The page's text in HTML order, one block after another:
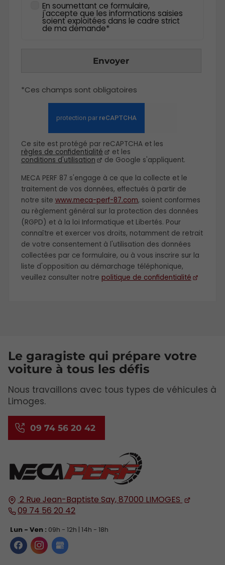
En soumettant ce formulaire,
j'accepte que les informations saisies
soient exploitées dans le cadre strict
de ma demande*
Envoyer
*Ces champs sont obligatoires
Ce site est protégé par reCAPTCHA et les
règles de confidentialité
et les
conditions d'utilisation
de Google s'appliquent.
MECA PERF 87 s'engage à ce que la collecte et le
traitement de vos données, effectués à partir de
notre site www.meca-perf-87.com, soient conformes
au règlement général sur la protection des données
(RGPD) et à la loi Informatique et Libertés. Pour
connaître et exercer vos droits, notamment de retrait
de votre consentement à l'utilisation des données
collectées par ce formulaire, ou à vous inscrire sur la
liste d'opposition au démarchage téléphonique,
veuillez consulter notre politique de confidentialité
2 Rue Jean-Baptiste Say,87000 LIMOGES
09 74 56 20 42
Lun - Ven : 09h - 12h | 14h - 18h
Le garagiste qui prépare votre
voiture à tous les défis
Nous travaillons avec tous types de véhicules à
Limoges.
09 74 56 20 42